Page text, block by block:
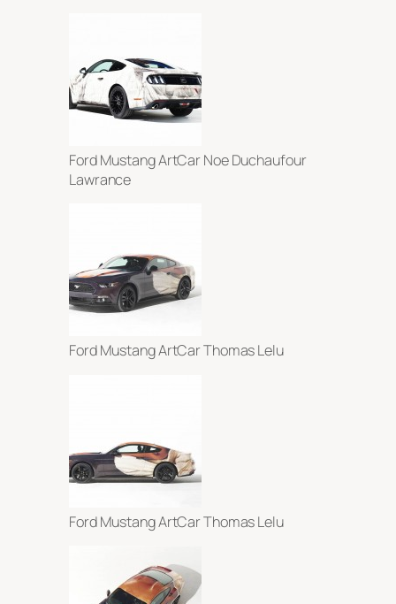
Ford Mustang ArtCar Noe Duchaufour
Lawrance
Ford Mustang ArtCar Thomas Lelu
Ford Mustang ArtCar Thomas Lelu